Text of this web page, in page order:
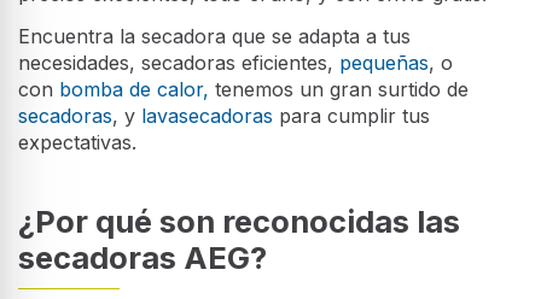
Encuentra la secadora que se adapta a tus
necesidades, secadoras eficientes, pequeñas, o
con bomba de calor, tenemos un gran surtido de
secadoras, y lavasecadoras para cumplir tus
expectativas.
¿Por qué son reconocidas las
secadoras AEG?